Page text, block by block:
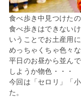
食べ歩き中見つけたの
食べ歩きはできない
いうことでお土産用に
めっちゃくちゃ色々
平日のお昼から並ん
しようか物色・・・
今回は「セロリ」「
た。